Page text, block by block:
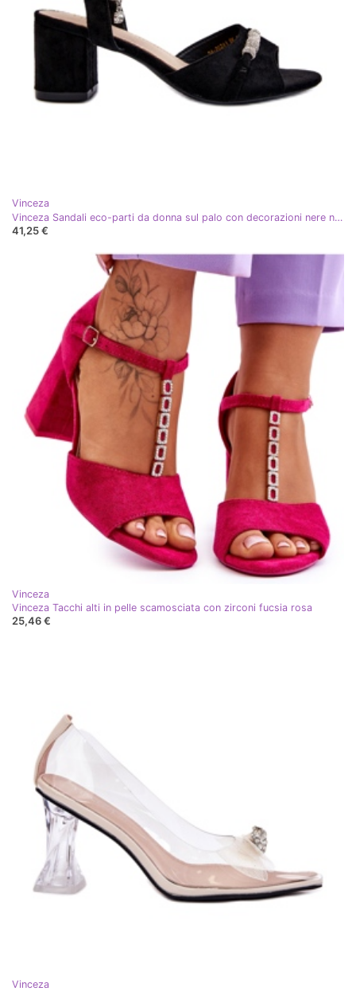
Vinceza
Vinceza Sandali eco-parti da donna sul palo con decorazioni nere nero
41,25 €
Vinceza
Vinceza Tacchi alti in pelle scamosciata con zirconi fucsia rosa
25,46 €
Vinceza